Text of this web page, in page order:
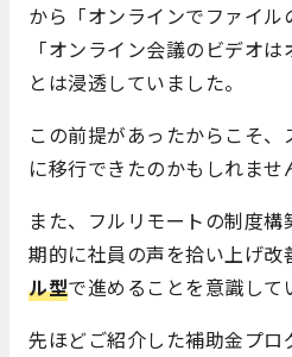
から「オンラインでファイル
「オンライン会議のビデオ
とは浸透していました。
この前提があったからこそ
に移行できたのかもしれませ
また、フルリモートの制度
期的に社員の声を拾い上げ改
ル型で進めることを意識して
先ほどご紹介した補助金プ